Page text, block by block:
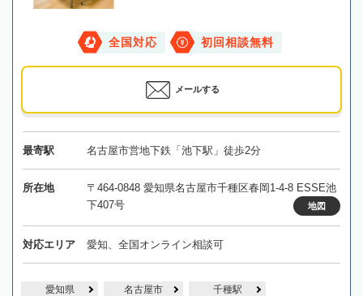
全国対応 初回相談無料
メールする
最寄駅 名古屋市営地下鉄「池下駅」徒歩2分
所在地
〒464-0848 愛知県名古屋市千種区春岡1-4-8 ESSE池
下407号
地図
対応エリア 愛知、全国オンライン相談可
愛知県 名古屋市 千種駅